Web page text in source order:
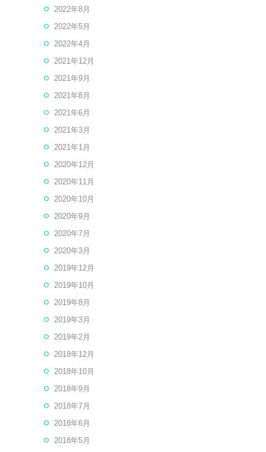
2022年8月
2022年5月
2022年4月
2021年12月
2021年9月
2021年8月
2021年6月
2021年3月
2021年1月
2020年12月
2020年11月
2020年10月
2020年9月
2020年7月
2020年3月
2019年12月
2019年10月
2019年8月
2019年3月
2019年2月
2018年12月
2018年10月
2018年9月
2018年7月
2018年6月
2018年5月